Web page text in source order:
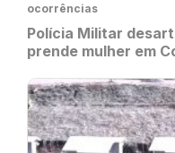
ocorrências
Polícia Militar
prende mulher em